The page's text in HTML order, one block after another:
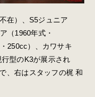
在）、S5ジュニア
（1960年式・
250cc）、カワサキ
型のK3が展示され
、右はスタッフの梶 和